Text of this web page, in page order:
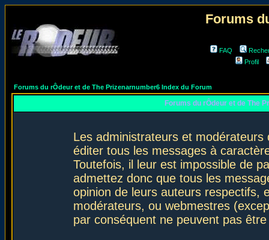
Forums
FAQ
Profil
Forums du rÔdeur et de The Prizenarnumber6 Index du Forum
Forums du rÔdeur et de The
Les administrateurs et
éditer tous les messages à
Toutefois, il leur est impossible de
admettez donc que tous les
opinion de leurs auteurs respectifs,
modérateurs, ou webmestres
par conséquent ne peuvent pas